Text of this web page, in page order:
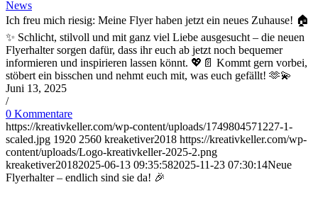
News
Ich freu mich riesig: Meine Flyer haben jetzt ein neues Zuhause! 🏠
✨ Schlicht, stilvoll und mit ganz viel Liebe ausgesucht – die neuen
Flyerhalter sorgen dafür, dass ihr euch ab jetzt noch bequemer
informieren und inspirieren lassen könnt. 💖📄 Kommt gern vorbei,
stöbert ein bisschen und nehmt euch mit, was euch gefällt! 🫶💫
Juni 13, 2025
/
0 Kommentare
https://kreativkeller.com/wp-content/uploads/1749804571227-1-
scaled.jpg 1920 2560 kreaketiver2018 https://kreativkeller.com/wp-
content/uploads/Logo-kreativkeller-2025-2.png
kreaketiver20182025-06-13 09:35:582025-11-23 07:30:14Neue
Flyerhalter – endlich sind sie da! 🎉